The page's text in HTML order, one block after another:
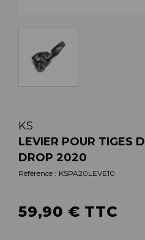
KS
LEVIER POUR TIGES
DROP 2020
Référence : KSPA20LEVE10
59,90 € TTC